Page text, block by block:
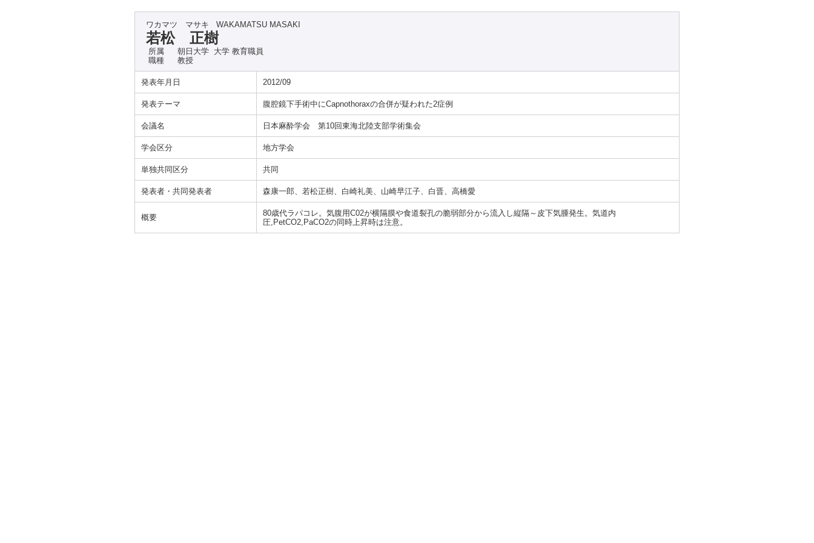
ワカマツ マサキ WAKAMATSU MASAKI
若松 正樹
所属
朝日大学 大学 教育職員
職種
教授
発表年月日 2012/09
発表テーマ 腹腔鏡下手術中にCapnothoraxの合併が疑われた2症例
会議名 日本麻酔学会 第10回東海北陸支部学術集会
学会区分 地方学会
単独共同区分 共同
発表者・共同発表者 森康一郎、若松正樹、白崎礼美、山崎早江子、白晋、高橋愛
概要
80歳代ラパコレ。気腹用C02が横隔膜や食道裂孔の脆弱部分から流入し縦隔～皮下気腫発生。気道内
圧,PetCO2,PaCO2の同時上昇時は注意。